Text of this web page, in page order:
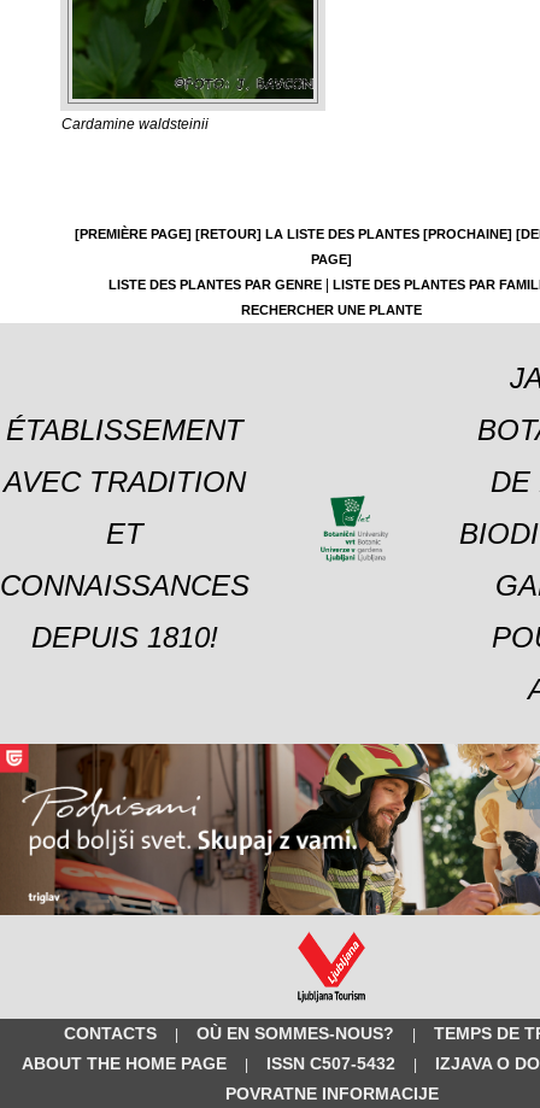
Cardamine waldsteinii
[PREMIÈRE PAGE] [RETOUR] LA LISTE DES PLANTES [PROCHAINE]
PAGE]
LISTE DES PLANTES PAR GENRE|
LISTE DES PLANTES PAR
RECHERCHER UNE PLANTE
ÉTABLISSEMENT
AVEC TRADITION
ET
CONNAISSANCES
DEPUIS 1810!
DE
CONTACTS | OÙ EN SOMMES-NOUS? |
TEMPS DE
ABOUT THE HOME PAGE
| ISSN C507-5432 |
IZJAVA O
POVRATNE INFORMACIJE